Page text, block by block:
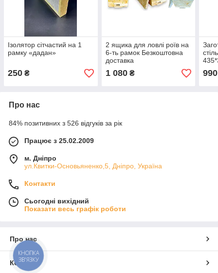
Ізолятор сітчастий на 1
рамку «дадан»
250 ₴
2 ящика для ловлі роїв на
6-ть рамок Безкоштовна
доставка
1 080₴ 990
Про нас
84% позитивних з 526 відгуків за рік
Працює з 25.02.2009
м. Дніпро
ул.Квитки-Основьяненко,5, Дніпро, Україна
Контакти
Сьогодні вихідний
Показати весь графік роботи
Про нас
Контакти
КНОПКА
ЗВ'ЯЗКУ